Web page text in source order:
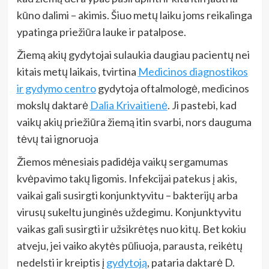
kūno dalimi – akimis. Šiuo metų laiku joms reikalinga
ypatinga priežiūra lauke ir patalpose.
Žiemą akių gydytojai sulaukia daugiau pacientų nei
kitais metų laikais, tvirtina Medicinos diagnostikos
ir gydymo centrogydytoja oftalmologė, medicinos
mokslų daktarė Dalia Krivaitienė. Ji pastebi, kad
vaikų akių priežiūra žiemą itin svarbi, nors dauguma
tėvų tai ignoruoja
Žiemos mėnesiais padidėja vaikų sergamumas
kvėpavimo takų ligomis. Infekcijai patekus į akis,
vaikai gali susirgti konjunktyvitu – bakterijų arba
virusų sukeltu junginės uždegimu. Konjunktyvitu
vaikas gali susirgti ir užsikrėtęs nuo kitų. Bet kokiu
atveju, jei vaiko akytės pūliuoja, parausta, reikėtų
nedelsti ir kreiptis į gydytoją, pataria daktarė D.